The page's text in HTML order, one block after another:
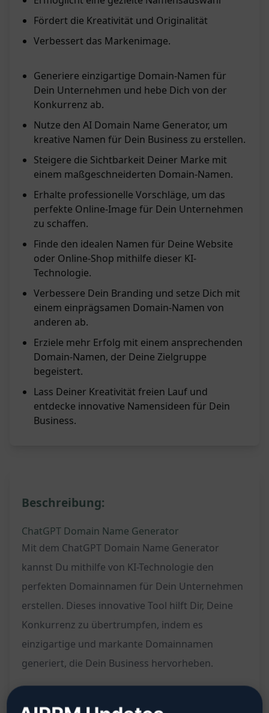
Fördert die Kreativität und Originalität
Verbessert das Markenimage.
Generiere einzigartige Domain-Namen für
Dein Unternehmen und hebe Dich von der
Konkurrenz ab.
Nutze den AI Domain Name Generator, um
kreative Namen für Dein Business zu erstellen.
Steigere die Sichtbarkeit Deiner Marke mit
einem maßgeschneiderten Domain-Namen.
Erhalte professionelle Vorschläge, um das
perfekte Online-Image für Dein Unternehmen
zu schaffen.
Finde den idealen Namen für Deine Website
oder Online-Shop mithilfe dieser KI-
Technologie.
Verbessere Dein Branding und setze Dich mit
einem einprägsamen Domain-Namen von
anderen ab.
Erziele mehr Erfolg mit einem ansprechenden
Domain-Namen, der Deine Zielgruppe
begeistert.
Lass Deiner Kreativität freien Lauf und
entdecke innovative Namensideen für Dein
Business.
Beschreibung:
ChatGPT Domain Name Generator
Mit dem ChatGPT Domain Name Generator
kannst Du mithilfe von KI-Technologie den
perfekten Domainnamen für Dein Unternehmen
erstellen. Dieses innovative Tool hilft Dir, Deine
Konkurrenz zu übertrumpfen, indem es
einzigartige und markante Domainnamen
generiert, die Dein Business hervorheben.